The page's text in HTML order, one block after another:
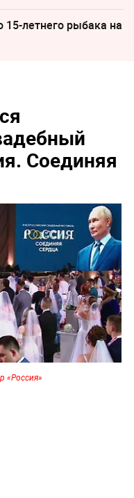
15-летнего рыбака на
Соединяя
«Россия»